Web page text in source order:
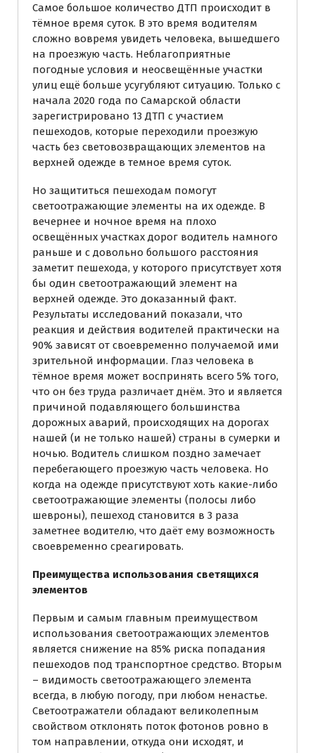
Самое большое количество ДТП происходит в
тёмное время суток. В это время водителям
сложно вовремя увидеть человека, вышедшего
на проезжую часть. Неблагоприятные
погодные условия и неосвещённые участки
улиц ещё больше усугубляют ситуацию. Только с
начала 2020 года по Самарской области
зарегистрировано 13 ДТП с участием
пешеходов, которые переходили проезжую
часть без световозвращающих элементов на
верхней одежде в темное время суток.
Но защититься пешеходам помогут
светоотражающие элементы на их одежде. В
вечернее и ночное время на плохо
освещённых участках дорог водитель намного
раньше и с довольно большого расстояния
заметит пешехода, у которого присутствует хотя
бы один светоотражающий элемент на
верхней одежде. Это доказанный факт.
Результаты исследований показали, что
реакция и действия водителей практически на
90% зависят от своевременно получаемой ими
зрительной информации. Глаз человека в
тёмное время может воспринять всего 5% того,
что он без труда различает днём. Это и является
причиной подавляющего большинства
дорожных аварий, происходящих на дорогах
нашей (и не только нашей) страны в сумерки и
ночью. Водитель слишком поздно замечает
перебегающего проезжую часть человека. Но
когда на одежде присутствуют хоть какие-либо
светоотражающие элементы (полосы либо
шевроны), пешеход становится в 3 раза
заметнее водителю, что даёт ему возможность
своевременно среагировать.
Преимущества использования светящихся
элементов
Первым и самым главным преимуществом
использования светоотражающих элементов
является снижение на 85% риска попадания
пешеходов под транспортное средство. Вторым
– видимость светоотражающего элемента
всегда, в любую погоду, при любом ненастье.
Светоотражатели обладают великолепным
свойством отклонять поток фотонов ровно в
том направлении, откуда они исходят, и